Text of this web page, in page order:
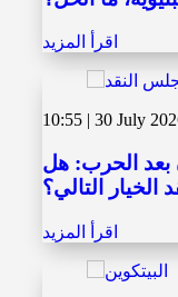
اقرأ المزيد
10:55 | 30 July
بعد الحرب: هل
التالي؟
اقرأ المزيد